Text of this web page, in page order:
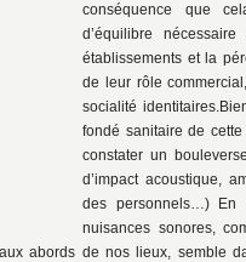
conséquence que
d’équilibre
établissements et la
de leur rôle
socialité
fondé sanitaire de
constater un
d’impact acoustique,
des personnels…) En
nuisances sonores,
abords de nos lieux, semble